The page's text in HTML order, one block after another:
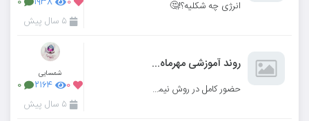
انرژی چه شکلیه؟!🤔
۵ سال پیش
روند آموزشی مهرماه در کلاس چهارم
حضور کامل در روش نیمه حضوری
شمسایی
۰ ۲۱۶۴ ۰
۵ سال پیش